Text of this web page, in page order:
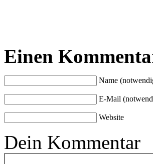
Einen
Name
E-Mail
Website
Dein Kommentar